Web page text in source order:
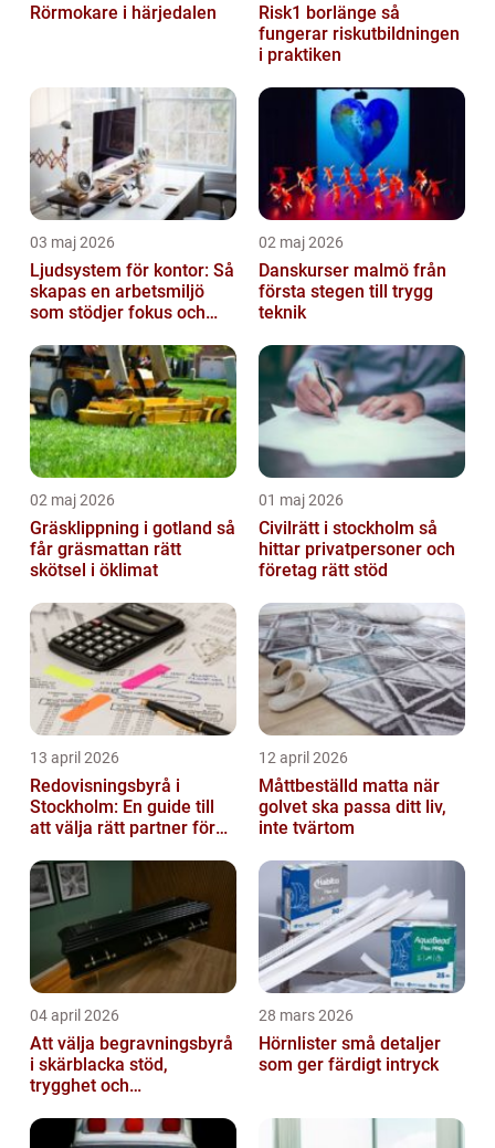
Rörmokare i härjedalen
Risk1 borlänge så
fungerar riskutbildningen
i praktiken
03 maj 2026
Ljudsystem för kontor: Så
skapas en arbetsmiljö
som stödjer fokus och
02 maj 2026
Danskurser malmö från
första stegen till trygg
teknik
02 maj 2026
Gräsklippning i gotland så
får gräsmattan rätt
skötsel i öklimat
01 maj 2026
Civilrätt i stockholm så
hittar privatpersoner och
företag rätt stöd
13 april 2026
Redovisningsbyrå i
Stockholm: En guide till
att välja rätt partner för
12 april 2026
Måttbeställd matta när
golvet ska passa ditt liv,
inte tvärtom
04 april 2026
Att välja begravningsbyrå
i skärblacka stöd,
trygghet och
28 mars 2026
Hörnlister små detaljer
som ger färdigt intryck